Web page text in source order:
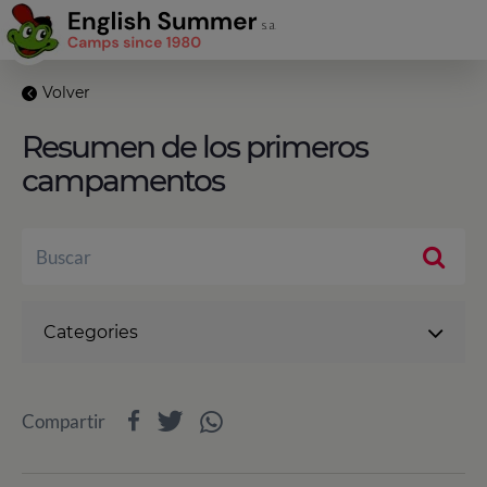
Volver
Resumen de los primeros
campamentos
Categories
Compartir